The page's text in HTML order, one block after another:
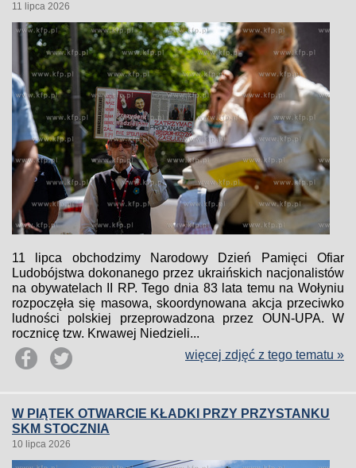
11 lipca 2026
11 lipca obchodzimy Narodowy Dzień Pamięci Ofiar
Ludobójstwa dokonanego przez ukraińskich nacjonalistów
na obywatelach II RP. Tego dnia 83 lata temu na Wołyniu
rozpoczęła się masowa, skoordynowana akcja przeciwko
ludności polskiej przeprowadzona przez OUN-UPA. W
rocznicę tzw. Krwawej Niedzieli...
więcej zdjęć z tego tematu »
W PIĄTEK OTWARCIE KŁADKI PRZY PRZYSTANKU
SKM STOCZNIA
10 lipca 2026